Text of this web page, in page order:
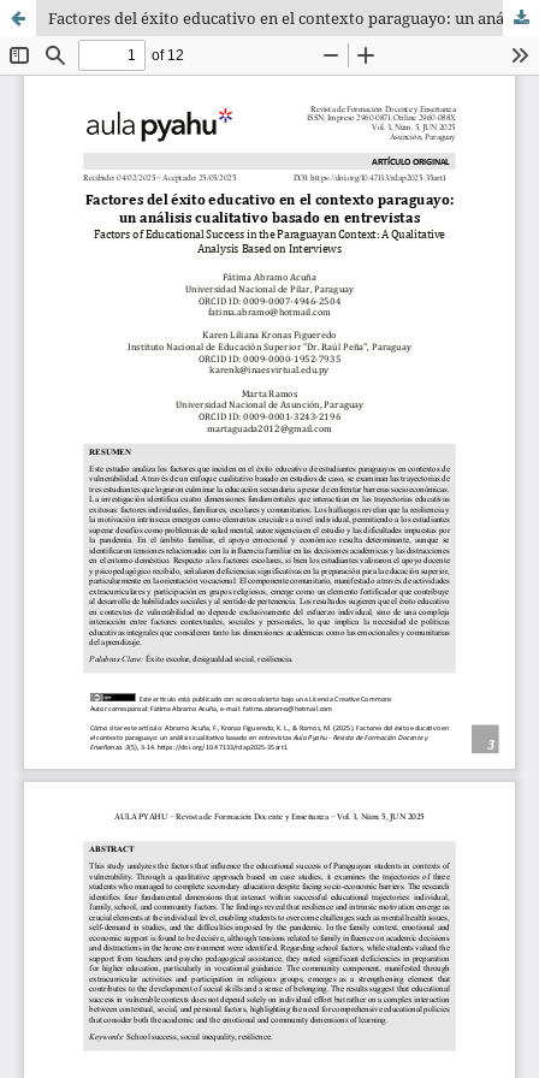
Factores del éxito educativo en el contexto paraguayo: un análisis cualitativo basado en entrevistas